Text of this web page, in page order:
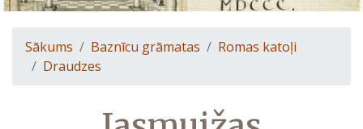
Sākums Baznīcu grāmatas
Romas katoļi
Draudzes